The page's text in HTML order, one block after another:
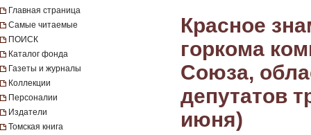
Главная страница
Самые читаемые
ПОИСК
Каталог фонда
Газеты и журналы
Коллекции
Персоналии
Издатели
Томская книга
Красное
горкома
Союза,
депутатов
июня)